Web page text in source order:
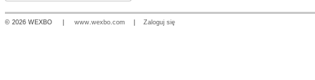
© 2026 WEXBO | www.wexbo.com Zaloguj się